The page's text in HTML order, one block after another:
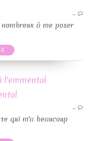
…
à me poser
l'emmental
…
qui m'a beaucoup